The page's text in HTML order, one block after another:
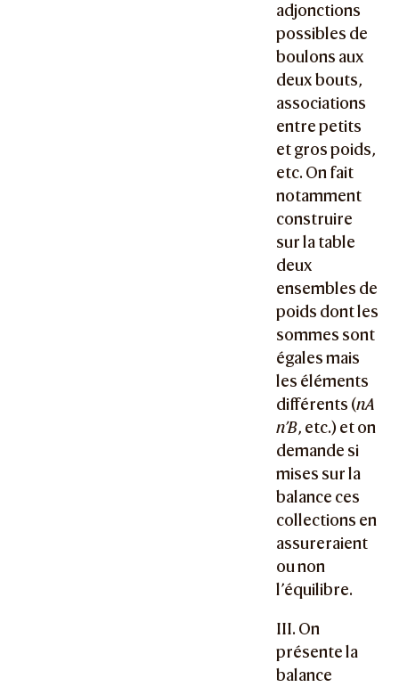
adjonctions
possibles de
boulons aux
deux bouts,
associations
entre petits
et gros poids,
etc. On fait
notamment
construire
sur la table
deux
ensembles de
poids dont les
sommes sont
égales mais
les éléments
différents (nA
n’B, etc.) et on
demande si
mises sur la
balance ces
collections en
assureraient
ou non
l’équilibre.
III. On
présente la
balance